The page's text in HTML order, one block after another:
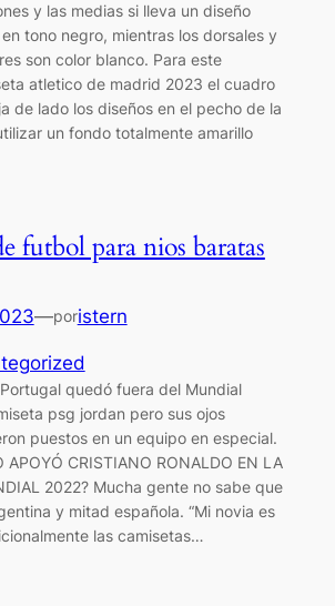
y las medias si lleva un diseño
tono negro, mientras los dorsales y
son color blanco. Para este
atletico de madrid 2023 el cuadro
de lado los diseños en el pecho de la
un fondo totalmente amarillo
futbol para nios baratas
—poristern
quedó fuera del Mundial
psg jordan pero sus ojos
puestos en un equipo en especial.
APOYÓ CRISTIANO RONALDO EN LA
2022? Mucha gente no sabe que
y mitad española. “Mi novia es
las camisetas…